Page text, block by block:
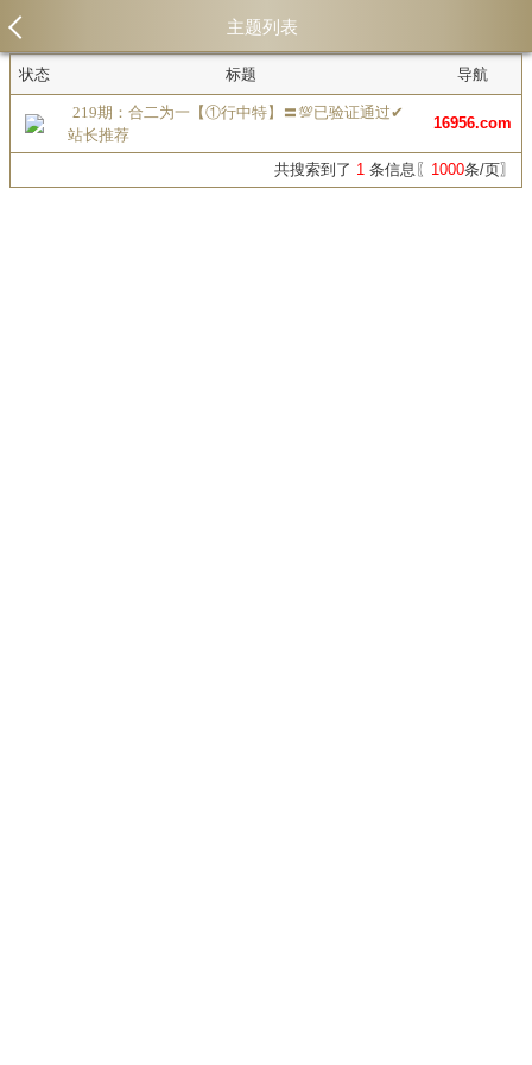
主题列表
状态 标题 导航
219期：合二为一【①行中特】〓💯已验证通过✔
站长推荐
16956.com
共搜索到了 1 条信息〖 1000条/页〗